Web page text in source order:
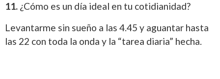
11. ¿Cómo es un día ideal en tu cotidianidad?
Levantarme sin sueño a las 4.45 y aguantar hasta
las 22 con toda la onda y la “tarea diaria” hecha.